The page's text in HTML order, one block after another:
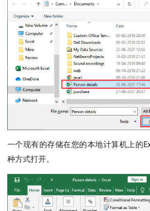
一个现有的存储在您的本地计算机上的
种方式打开。